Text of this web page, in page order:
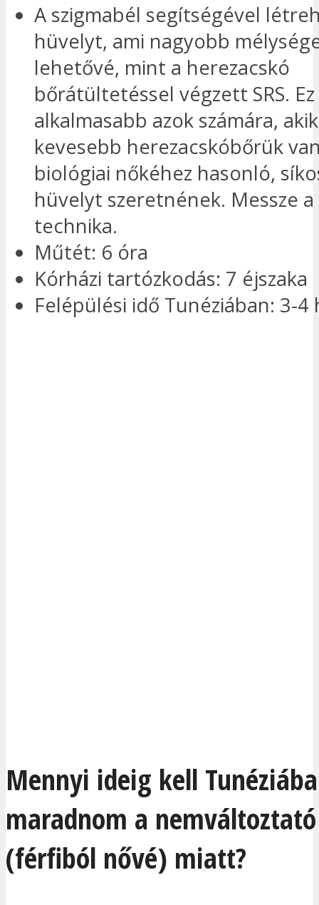
A szigmabél segítségével
hüvelyt, ami nagyobb
lehetővé, mint a herezacskó
bőrátültetéssel végzett SRS.
alkalmasabb azok számára,
kevesebb herezacskóbőrük
biológiai nőkéhez hasonló,
hüvelyt szeretnének. Messze
technika.
Műtét: 6 óra
Kórházi tartózkodás: 7 éjszaka
Felépülési idő Tunéziában: 3-4
Mennyi ideig kell
maradnom a
(férfiból nővé) miatt?